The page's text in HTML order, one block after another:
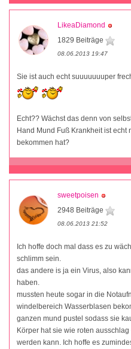
LikeaDiamond
1829 Beiträge
08.06.2013 19:47
Sie ist auch echt suuuuuuuper
Echt?? Wächst das denn von
Hand Mund Fuß Krankheit ist echt
bekommen hat?
sweetpoisen
2948 Beiträge
08.06.2013 21:52
Ich hoffe doch mal dass es zu
schlimm sein.
das andere is ja ein Virus, also
haben.
mussten heute sogar in die
windelbereich Wasserblasen
ganzen mund pustel sodass sie
Körper hat sie wie roten
werden kann. Ich hoffe es